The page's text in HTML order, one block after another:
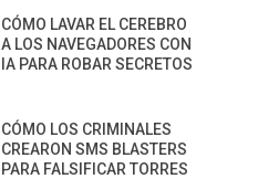
CÓMO LAVAR EL CEREBRO
A LOS NAVEGADORES CON
IA PARA ROBAR SECRETOS
CÓMO LOS CRIMINALES
CREARON SMS BLASTERS
PARA FALSIFICAR TORRES